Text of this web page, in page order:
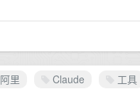
阿里 Claude 工具